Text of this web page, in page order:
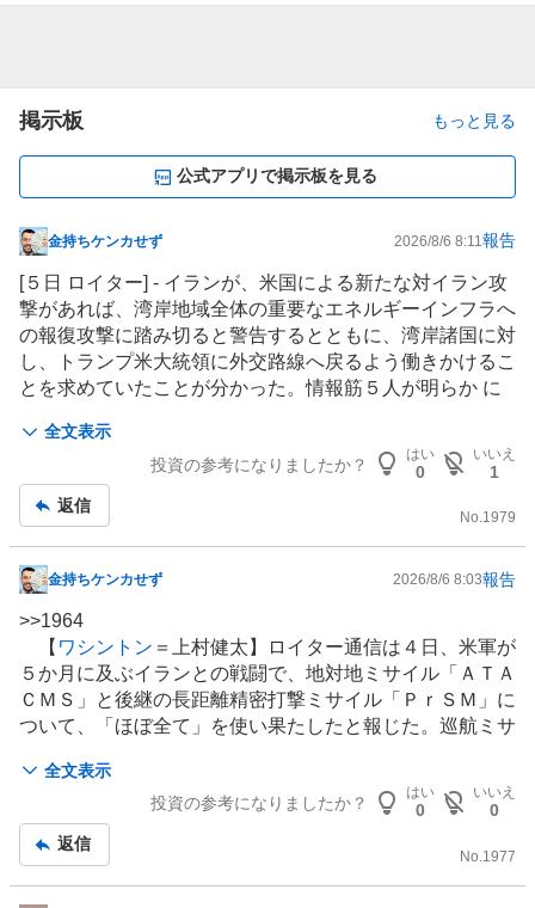
掲示板 もっと見る
公式アプリで掲示板を見る
掲
示
板
記
事
金持ちケンカせず 2026/8/6 8:11 報告
全文表示
[５日 ロイター] - イランが、米国による新たな対イラン攻
撃があれば、湾岸地域全体の重要なエネルギーインフ‌ラへ
の報復攻撃に踏み切ると警告するとともに、湾岸⁠諸国に対
し、トランプ米大統領に外交路線へ戻るよう働きかけるこ
とを求めていたことが分かった。情報筋５人が明らか に
これは、イランが「次に来る本格衝突を見越した、極めて
高度で多層的な将棋の布石」です。
イランが今回打ち込んだ「3つの将来への布石」を読み解
くと、彼らがどこに向かって盤面を整えているのかが見え
てきます。
布石1：「米国／サウジ・カタール等アラブ諸国との間に
永遠の楔を刺す」
布石2：「オマーンとの二国間交渉」によるホルムズ海峡
布石3：時間の稼ぎ出しによる「地下要塞化と防空再建」
投資の参考になりましたか？
はい
0
いいえ
1
返信
No.1979
掲
示
記
事
金持ちケンカせず 2026/8/6 8:03報告
全文表示
>>1964
【 ワシントン ＝上村健太】ロイター通信は４日、米軍が
５か月に及ぶイランとの戦闘で、地対地ミサイル「ＡＴＡ
ＣＭＳ」と後継の長距離精密打撃ミサイル「ＰｒＳＭ」に
ついて、「ほぼ全て」を使い果たしたと報じた。巡航ミサ
を使用したという。
米ＣＮＮも４日、一連の戦闘で米軍の主要なミサイル防
衛システムで運用する迎撃ミサイルの約８０％を使用した
と報じた。特に最終段階高高度地域防衛（ＴＨＡＡＤ）用
投資の参考になりましたか？
はい
0
いいえ
0
返信
No. 1977